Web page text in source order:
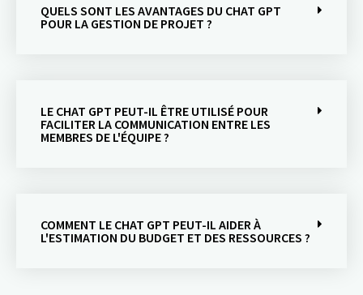
QUELS SONT LES AVANTAGES DU CHAT GPT
POUR LA GESTION DE PROJET ?
LE CHAT GPT PEUT-IL ÊTRE UTILISÉ POUR
FACILITER LA COMMUNICATION ENTRE LES
MEMBRES DE L'ÉQUIPE ?
COMMENT LE CHAT GPT PEUT-IL AIDER À
L'ESTIMATION DU BUDGET ET DES RESSOURCES ?